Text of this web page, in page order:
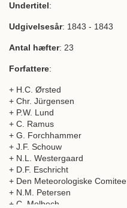
Undertitel:
Udgivelsesår: 1843 - 1843
Antal hæfter: 23
Forfattere:
+ H.C. Ørsted
+ Chr. Jürgensen
+ P.W. Lund
+ C. Ramus
+ G. Forchhammer
+ J.F. Schouw
+ N.L. Westergaard
+ D.F. Eschricht
+ Den Meteorologiske Comitee
+ N.M. Petersen
+ C. Molbech